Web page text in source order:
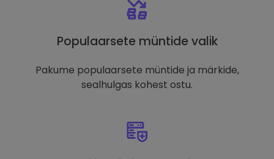
Populaarsete müntide valik
Pakume populaarsete müntide ja märkide,
sealhulgas kohest ostu.